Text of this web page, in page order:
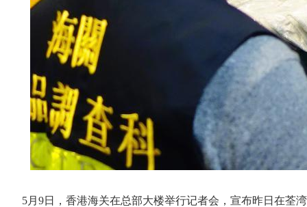
5月9日，香港海关在总部大楼举行记者会，宣布昨日在荃